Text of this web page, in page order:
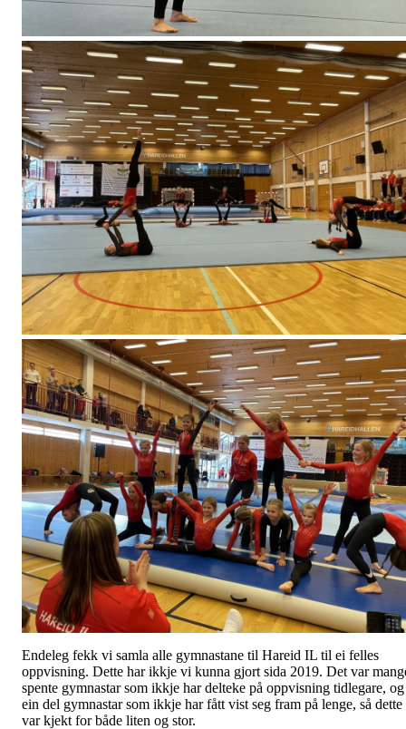
Endeleg fekk vi samla alle gymnastane til Hareid IL til ei felles
oppvisning. Dette har ikkje vi kunna gjort sida 2019. Det var
spente gymnastar som ikkje har delteke på oppvisning tidlegare, og
ein del gymnastar som ikkje har fått vist seg fram på lenge, så dette
var kjekt for både liten og stor.